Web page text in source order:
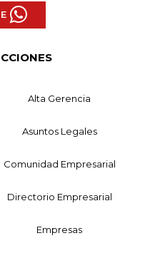
Alta Gerencia
Asuntos Legales
Comunidad Empresarial
Directorio Empresarial
Empresas